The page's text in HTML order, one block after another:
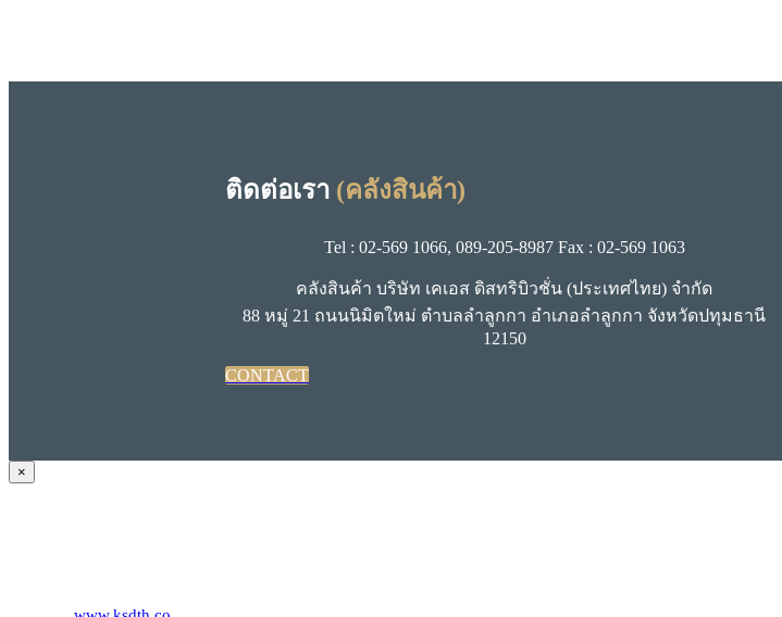
ติดต่อเรา (คลังสินค้า)
Tel : 02-569 1066, 089-205-8987 Fax : 02-569 1063
คลังสินค้า บริษัท เคเอส ดิสทริบิวชั่น (ประเทศไทย) จำกัด
88 หมู่ 21 ถนนนิมิตใหม่ ตำบลลำลูกกา อำเภอลำลูกกา จังหวัดปทุมธานี
12150
CONTACT
Close
product
×